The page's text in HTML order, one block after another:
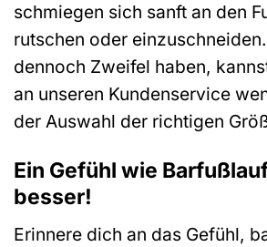
schmiegen sich sanft an den
rutschen oder
dennoch Zweifel haben,
an unseren Kundenservice
der Auswahl der richtigen
Ein Gefühl wie
besser!
Erinnere dich an das Gefühl,